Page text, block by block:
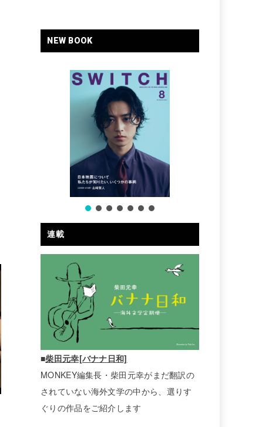
NEW BOOK
連載
■柴田元幸[バナナ日和]
MONKEY編集長・柴田元幸がまだ翻訳の
されていない海外文学の中から、選りす
ぐりの作品をご紹介します